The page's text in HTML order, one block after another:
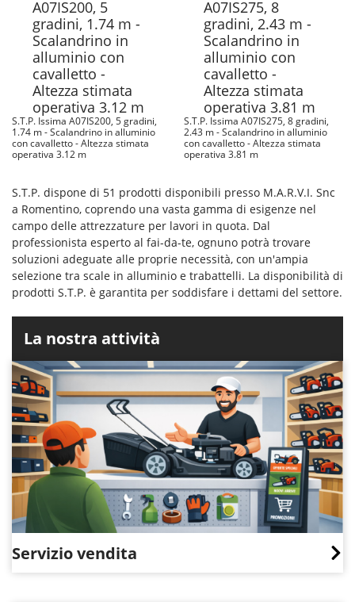
S.T.P. Issima A07IS200, 5 gradini,
1.74 m - Scalandrino in alluminio
con cavalletto - Altezza stimata
operativa 3.12 m
S.T.P. Issima A07IS275, 8 gradini,
2.43 m - Scalandrino in alluminio
con cavalletto - Altezza stimata
operativa 3.81 m
S.T.P. dispone di 51 prodotti disponibili presso M.A.R.V.I. Snc
a Romentino, coprendo una vasta gamma di esigenze nel
campo delle attrezzature per lavori in quota. Dal
professionista esperto al fai-da-te, ognuno potrà trovare
soluzioni adeguate alle proprie necessità, con un'ampia
selezione tra scale in alluminio e trabattelli. La disponibilità di
prodotti S.T.P. è garantita per soddisfare i dettami del settore.
La nostra attività
Servizio vendita